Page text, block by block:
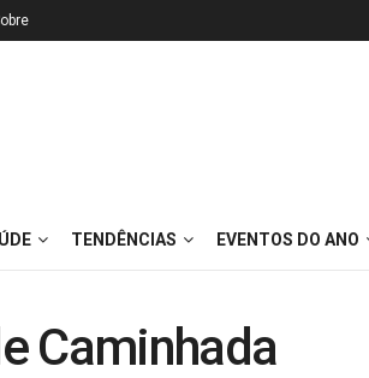
TENDÊNCIAS EVENTOS DO ANO
Caminhada